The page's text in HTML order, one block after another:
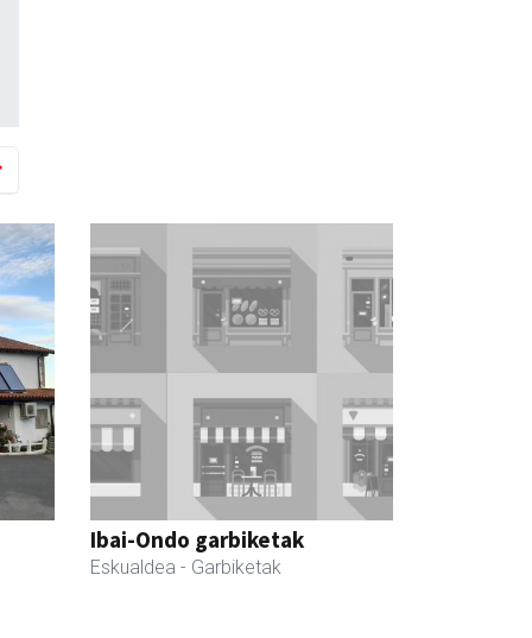
Ibai-Ondo garbiketak
Eskualdea - Garbiketak